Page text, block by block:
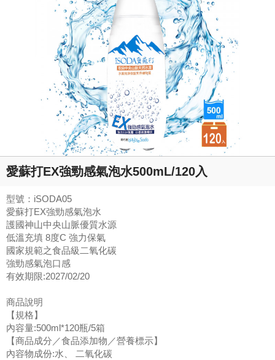
愛蘇打EX強勁感氣泡水500mL/120入
型號：iSODA05
愛蘇打EX強勁感氣泡水
護國神山中央山脈優質水源
低溫充填 8度C 強力保氣
國家規範之食品級二氧化碳
強勁感氣泡口感
有效期限:2027/02/20
商品說明
【規格】
內容量:500ml*120瓶/5箱
【商品成分／食品添加物／營養標示】
內容物成份:水、 二氧化碳